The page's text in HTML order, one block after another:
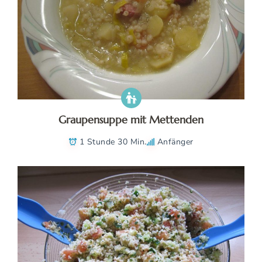
Graupensuppe mit Mettenden
1 Stunde 30 Min. Anfänger